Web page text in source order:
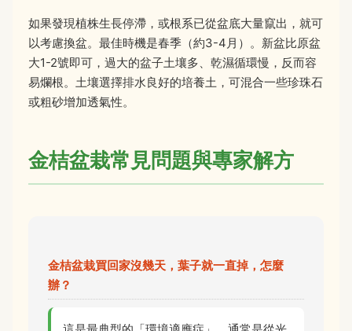
如果發現植株生長停滯，或根系已從盆底大量竄出，就可
以考慮換盆。最佳時機是春季（約3-4月）。新盆比原盆
大1-2號即可，過大的盆子土壤多、乾濕循環慢，反而容
易爛根。土壤選擇排水良好的培養土，可混合一些珍珠石
或粗砂增加透氣性。
金桔盆栽常見問題與專家解方
金桔盆栽買回家沒幾天，葉子就一直掉，怎麼
辦？